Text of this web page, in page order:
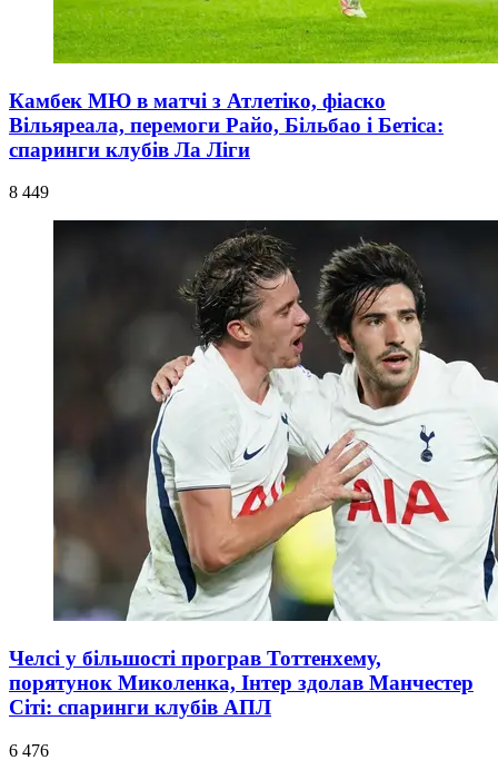
Камбек МЮ в матчі з Атлетіко, фіаско
Вільяреала, перемоги Райо, Більбао і Бетіса:
спаринги клубів Ла Ліги
8 449
Челсі у більшості програв Тоттенхему,
порятунок Миколенка, Інтер здолав Манчестер
Сіті: спаринги клубів АПЛ
6 476